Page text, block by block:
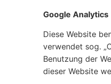
Google Analytics
Diese Website
verwendet sog.
Benutzung der
dieser Website